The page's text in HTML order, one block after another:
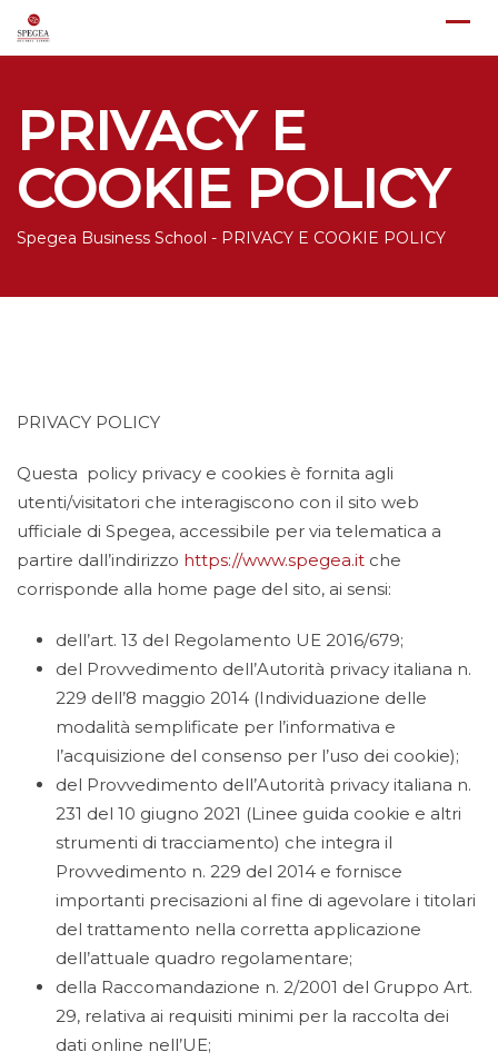
Skip
PRIVACY E
COOKIE POLICY
Spegea Business School - PRIVACY E COOKIE POLICY
PRIVACY POLICY
Questa policy privacy e cookies è fornita agli
utenti/visitatori che interagiscono con il sito web
ufficiale di Spegea, accessibile per via telematica a
partire dall’indirizzo https://www.spegea.it che
corrisponde alla home page del sito, ai sensi:
dell’art. 13 del Regolamento UE 2016/679;
del Provvedimento dell’Autorità privacy italiana n.
229 dell’8 maggio 2014 (Individuazione delle
modalità semplificate per l’informativa e
l’acquisizione del consenso per l’uso dei cookie);
del Provvedimento dell’Autorità privacy italiana n.
231 del 10 giugno 2021 (Linee guida cookie e altri
strumenti di tracciamento) che integra il
Provvedimento n. 229 del 2014 e fornisce
importanti precisazioni al fine di agevolare i titolari
del trattamento nella corretta applicazione
dell’attuale quadro regolamentare;
della Raccomandazione n. 2/2001 del Gruppo Art.
29, relativa ai requisiti minimi per la raccolta dei
dati online nell’UE;